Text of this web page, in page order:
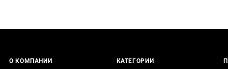
О КОМПАНИИ КАТЕГОРИИ